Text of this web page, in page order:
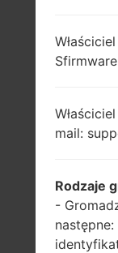
mail:
Rodzaje
-